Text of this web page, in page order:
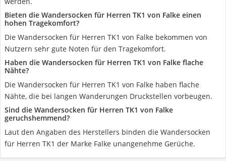
Bieten die Wandersocken für Herren TK1 von Falke einen
hohen Tragekomfort?
Die Wandersocken für Herren TK1 von Falke bekommen von
Nutzern sehr gute Noten für den Tragekomfort.
Haben die Wandersocken für Herren TK1 von Falke flache
Nähte?
Die Wandersocken für Herren TK1 von Falke haben flache
Nähte, die bei langen Wanderungen Druckstellen vorbeugen.
Sind die Wandersocken für Herren TK1 von Falke
geruchshemmend?
Laut den Angaben des Herstellers binden die Wandersocken
für Herren TK1 der Marke Falke unangenehme Gerüche.